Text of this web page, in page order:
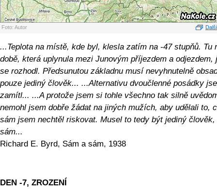
Foto: Autor
...Teplota na místě, kde byl, klesla zatím na -47 stupňů. Tu
době, která uplynula mezi Junovým příjezdem a odjezdem,
se rozhodl. Předsunutou základnu musí nevyhnutelně
pouze jediný člověk... ...Alternativu dvoučlenné posádky
zamítl... ...A protože jsem si tohle všechno tak silně
nemohl jsem dobře žádat na jiných mužích, aby udělali to,
sám jsem nechtěl riskovat. Musel to tedy být jediný člověk,
sám...
Richard E. Byrd, Sám a sám, 1938
DEN -7, ZROZENÍ